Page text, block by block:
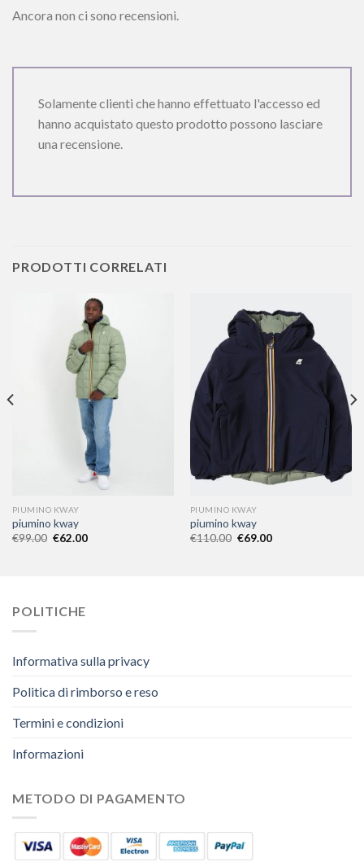
Ancora non ci sono recensioni.
Solamente clienti che hanno effettuato l'accesso ed
hanno acquistato questo prodotto possono lasciare
una recensione.
PRODOTTI CORRELATI
PIUMINO KWAY
piumino kway
€99.00 €62.00
PIUMINO KWAY
piumino kway
€110.00 €69.00
POLITICHE
Informativa sulla privacy
Politica di rimborso e reso
Termini e condizioni
Informazioni
METODO DI PAGAMENTO